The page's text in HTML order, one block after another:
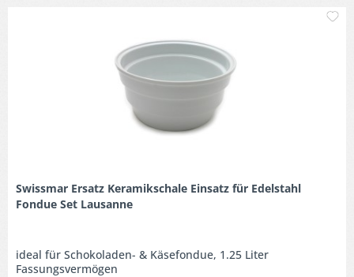
Swissmar Ersatz Keramikschale Einsatz für Edelstahl
Fondue Set Lausanne
ideal für Schokoladen- & Käsefondue, 1.25 Liter
Fassungsvermögen